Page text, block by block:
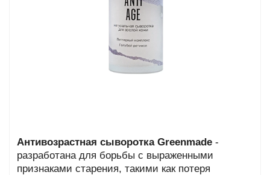
Антивозрастная сыворотка Greenmade -
разработана для борьбы с выраженными
признаками старения, такими как потеря